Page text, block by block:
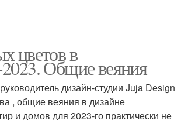
цветов в
2023. Общие веяния
дизайн-студии Juja Design
, общие веяния в дизайне
и домов для 2023-го практически не